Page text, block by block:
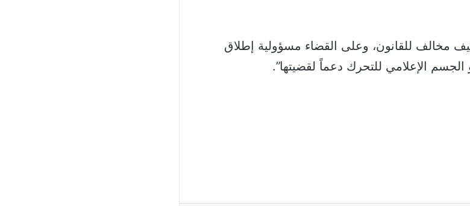
مخالف للقانون، وعلى القضاء مسؤولية إطلاق
الجسم الإعلامي للتحرك دعماً لقضيتها”.